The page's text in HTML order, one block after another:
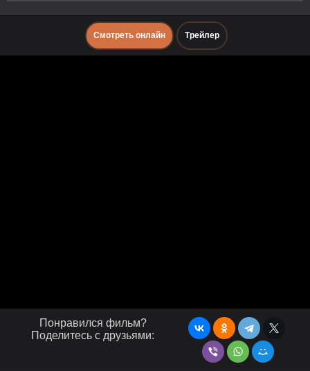
Смотреть онлайн Трейлер
Понравился фильм?
Поделитесь с друзьями: